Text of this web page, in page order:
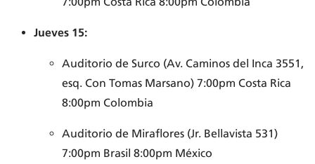
Jueves 15:
Auditorio de Surco (Av. Caminos del Inca 3551,
esq. Con Tomas Marsano) 7:00pm Costa Rica
8:00pm Colombia
Auditorio de Miraflores (Jr. Bellavista 531)
7:00pm Brasil 8:00pm México